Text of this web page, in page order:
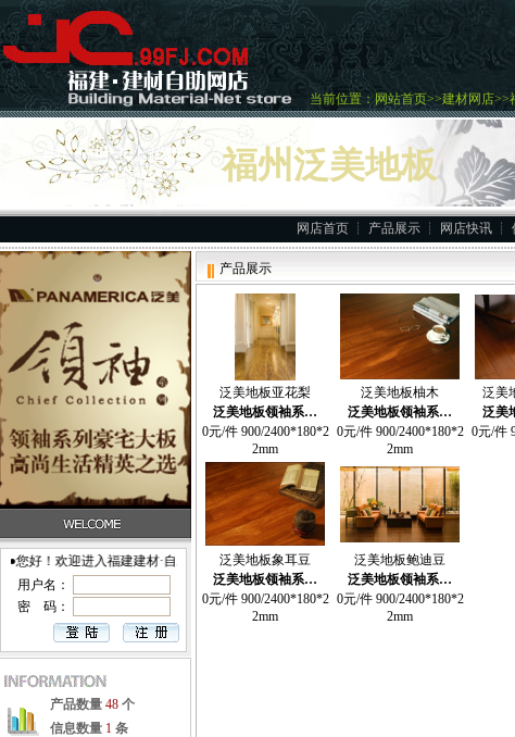
当前位置： 网站首页>>建材网店>>
国广一叶卡上超市
核心供应商
福州泛美地板
网店首页 ┊ 产品展示 ┊ 网店快讯 ┊
●您好！欢迎进入福建建材·自助网店！
用户名：
密 码：
产品数量 48 个
信息数量 1 条
产品展示
泛美地板亚花梨
泛美地板领袖系…
0元/件 900/2400*180*2
2mm
泛美地板柚木
泛美地板领袖系…
0元/件 900/2400*180*2
2mm
泛美
泛美
0元/件
泛美地板象耳豆
泛美地板领袖系…
0元/件 900/2400*180*2
2mm
泛美地板鲍迪豆
泛美地板领袖系…
0元/件 900/2400*180*2
2mm